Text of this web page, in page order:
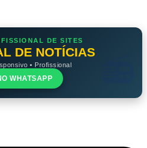
DE SITES
DE NOTÍCIAS
• Profissional
WHATSAPP